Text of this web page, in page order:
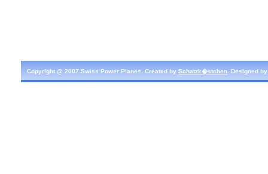
Copyright @ 2007 Swiss Power Planes. Created by Schatzk�stchen . Designed